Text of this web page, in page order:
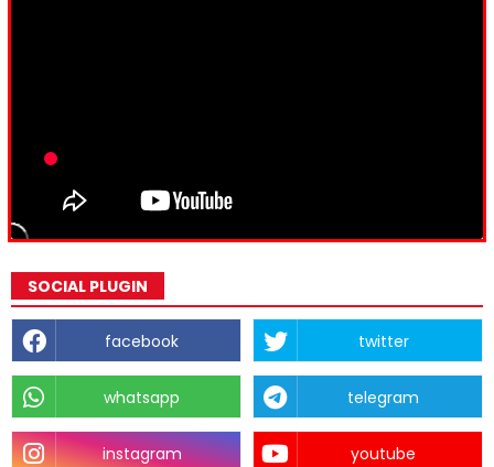
SOCIAL PLUGIN
facebook twitter
whatsapp telegram
instagram youtube